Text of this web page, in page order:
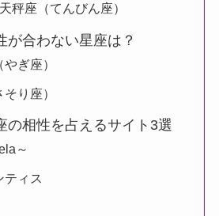
秤座（てんびん座）
が合わない星座は？
ぎ座）
り座）
の相性を占えるサイト3選
～
ティス